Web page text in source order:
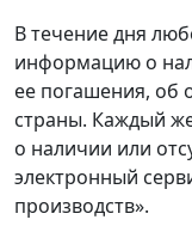
В течение дня
информацию о
ее погашения, об
страны. Каждый
о наличии или
электронный
производств».